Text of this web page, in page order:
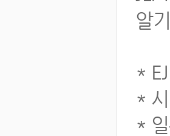
알
*
*
*